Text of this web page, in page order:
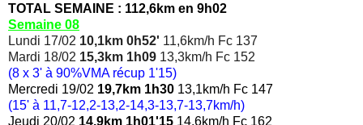
TOTAL SEMAINE : 112,6km en 9h02
Semaine 08
Lundi 17/02 10,1km 0h52' 11,6km/h Fc 137
Mardi 18/02 15,3km 1h09 13,3km/h Fc 152
(8 x 3' à 90%VMA récup 1'15)
Mercredi 19/02 19,7km 1h30 13,1km/h Fc 147
(15' à 11,7-12,2-13,2-14,3-13,7-13,7km/h)
Jeudi 20/02 14,9km 1h01'15 14,6km/h Fc 162